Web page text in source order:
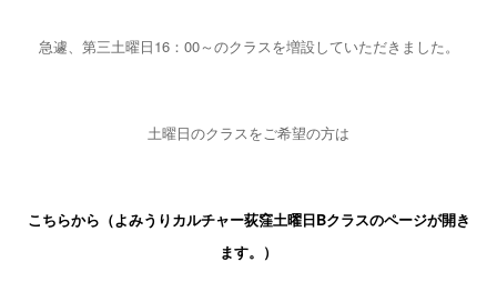
急遽、第三土曜日16：00～のクラスを増設していただきました。
土曜日のクラスをご希望の方は
こちらから（よみうりカルチャー荻窪土曜日Bクラスのページが開き
ます。）